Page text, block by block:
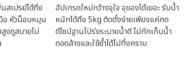
สเปรย์ได้ถึง
อ หัวม็อบหมุน
งถูสบายไม่
อัปเกรดใหม่กว้างจุใจ จุของได้เยอะ รับน้ำ
หนักได้ถึง 5kg ติดตั้งง่ายเพียงแค่กด
ดีไซน์ฐานโปร่งระบายน้ำดี ไม่กักเก็บน้ำ
ถอดล้างและใช้ซ้ำได้ไม่ทิ้งคราบ